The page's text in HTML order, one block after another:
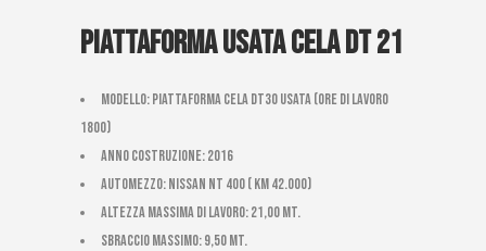
Piattaforma usata Cela DT 21
Modello: Piattaforma Cela DT30 usata (ore di lavoro
1800)
Anno costruzione: 2016
Automezzo: Nissan nt 400 ( km 42.000)
Altezza massima di Lavoro: 21,00 mt.
Sbraccio massimo: 9,50 mt.